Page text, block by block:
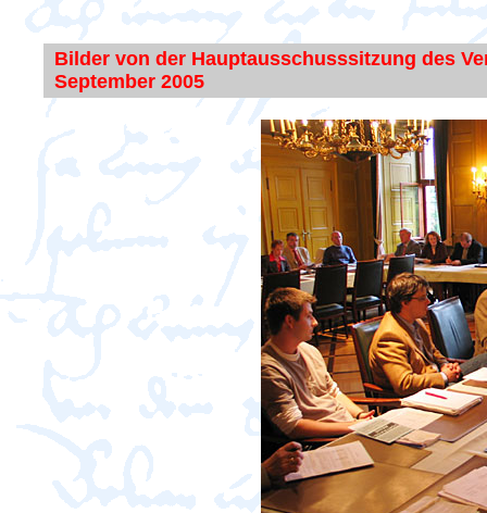
Bilder von der Hauptausschusssitzung des
September 2005